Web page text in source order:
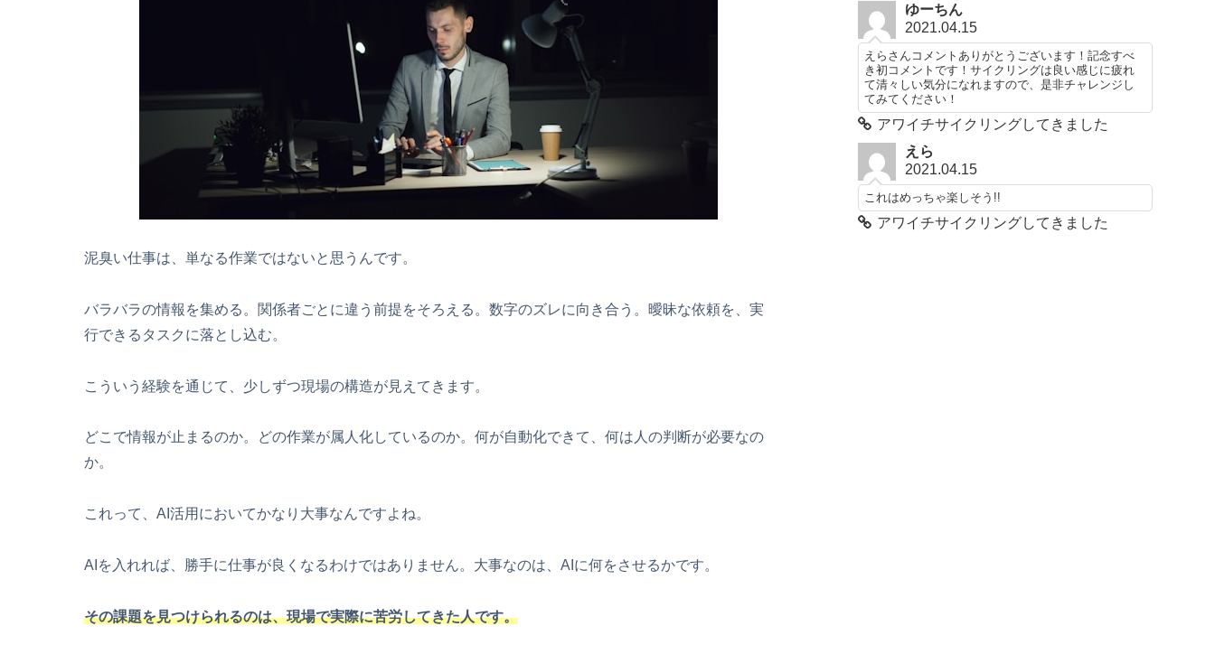
泥臭い仕事は、単なる作業ではないと思うんです。
バラバラの情報を集める。関係者ごとに違う前提をそろえる。数字のズレに向き合う。曖昧な依頼を、実
行できるタスクに落とし込む。
こういう経験を通じて、少しずつ現場の構造が見えてきます。
どこで情報が止まるのか。どの作業が属人化しているのか。何が自動化できて、何は人の判断が必要なの
か。
これって、AI活用においてかなり大事なんですよね。
AIを入れれば、勝手に仕事が良くなるわけではありません。大事なのは、AIに何をさせるかです。
その課題を見つけられるのは、現場で実際に苦労してきた人です。
ゆーちん
2021.04.15
えらさんコメントありがとうございます！記念すべ
き初コメントです！サイクリングは良い感じに疲れ
て清々しい気分になれますので、是非チャレンジし
てみてください！
アワイチサイクリングしてきました
えら
2021.04.15
これはめっちゃ楽しそう!!
アワイチサイクリングしてきました